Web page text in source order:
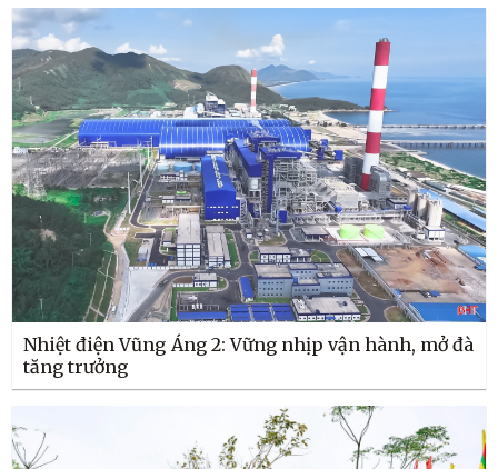
Nhiệt điện Vũng Áng 2: Vững nhịp vận hành, mở đà
tăng trưởng